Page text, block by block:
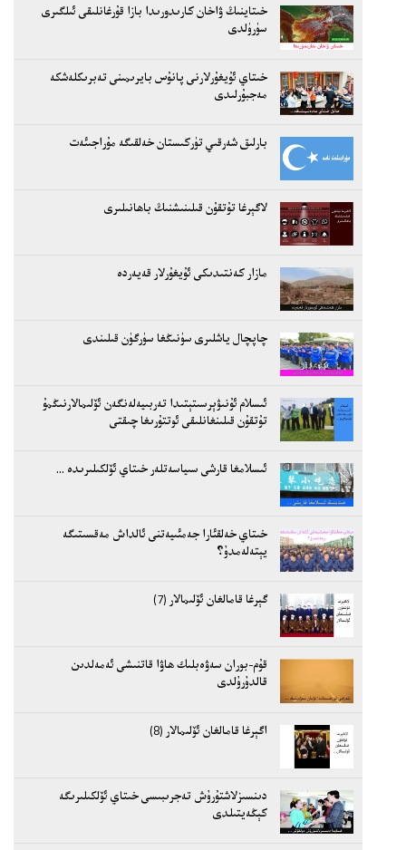
خىتاينىڭ ۋاخان كارىدورىدا بازا قۇرغانلىقى ئىلگىرى
سۈرۈلدى
خىتاي ئۇيغۇرلارنى پانۇس بايرىمىنى تەبرىكلەشكە
مەجبۇرلىدى
بارلىق شەرقىي تۈركىستان خەلقىگە مۇراجىئەت
لاگېرغا تۇتقۇن قىلىنىشنىڭ باھانىلىرى
مازار كەنتىدىكى ئۇيغۇرلار قەيەردە
چاپچال ياشلىرى سۈنىڭغا سۈرگۈن قىلىندى
ئىسلام ئۇنىۋېرسىتېتىدا تەربىيەلەنگەن ئۆلىمالارنىڭمۇ
تۇتقۇن قىلىنغانلىقى ئوتتۇرىغا چىقتى
ئىسلامغا قارشى سىياسەتلەر خىتاي ئۆلكىلىرىدە ...
خىتاي خەلقئارا جەمئىيەتنى ئالداش مەقسىتىگە
يېتەلەمدۇ؟
گېرغا قامالغان ئۆلىمالار (7)
قۇم-بوران سەۋەبلىك ھاۋا قاتنىشى ئەمەلدىن
قالدۇرۇلدى
اگېرغا قامالغان ئۆلىمالار (8)
دىنسىزلاشتۇرۇش تەجرىبىسى خىتاي ئۆلكىلىرىگە
كېڭەيتىلدى